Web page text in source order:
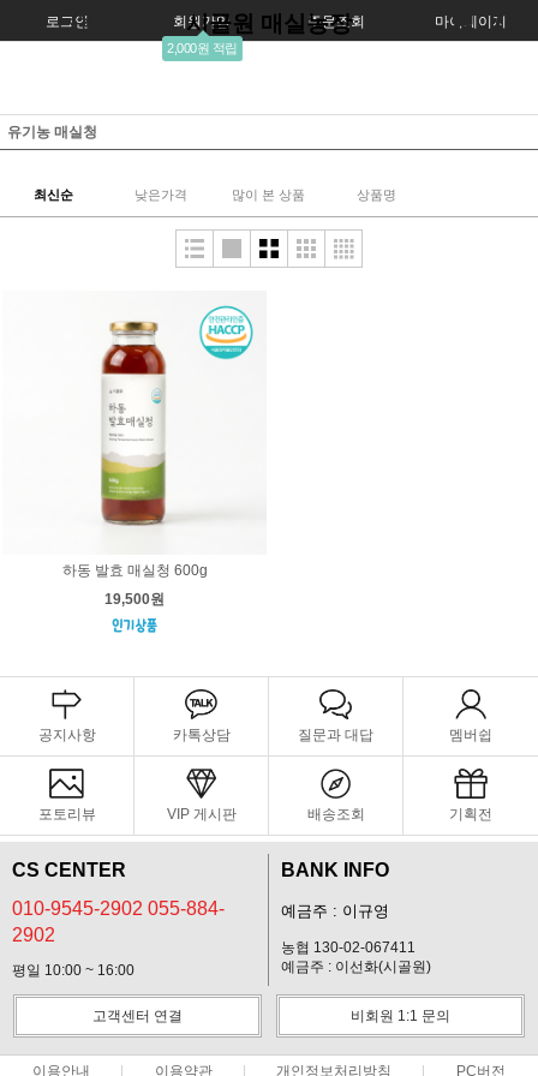
로그인 회원가입
2,000원 적립
주문조회 마이페이지
시골원 매실농장
유기농 매실청
최신순 낮은가격 많이 본 상품 상품명
하동 발효 매실청 600g
19,500원
공지사항 카톡상담 질문과 대답 멤버쉽
포토리뷰 VIP 게시판 배송조회 기획전
CS CENTER
010-9545-2902 055-884-
2902
평일 10:00 ~ 16:00
BANK INFO
예금주 : 이규영
농협 130-02-067411
예금주 : 이선화(시골원)
고객센터 연결 비회원 1:1 문의
이용안내 이용약관 개인정보처리방침 PC버전